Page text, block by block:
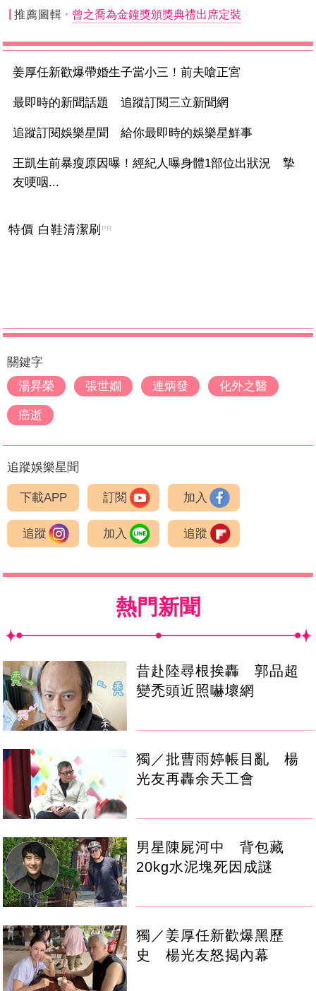
推薦圖輯 曾之喬為金鐘獎頒獎典禮出席定裝
姜厚任新歡爆帶婚生子當小三！前夫嗆正宮
最即時的新聞話題 追蹤訂閱三立新聞網
追蹤訂閱娛樂星聞 給你最即時的娛樂星鮮事
王凱生前暴瘦原因曝！經紀人曝身體1部位出狀況 摯
友哽咽...
特價 白鞋清潔刷 PR
關鍵字
湯昇榮
張世嫺 連炳發 化外之醫
癌逝
追蹤娛樂星聞
下載APP 訂閱 加入
追蹤 加入 追蹤
熱門新聞
昔赴陸尋根挨轟 郭品超
變禿頭近照嚇壞網
獨／批曹雨婷帳目亂 楊
光友再轟余天工會
男星陳屍河中 背包藏
20kg水泥塊死因成謎
獨／姜厚任新歡爆黑歷
史 楊光友怒揭內幕